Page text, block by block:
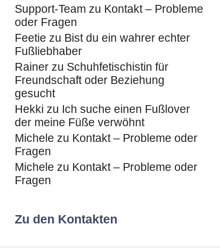
Support-Team zu Kontakt – Probleme
oder Fragen
Feetie zu Bist du ein wahrer echter
Fußliebhaber
Rainer zu Schuhfetischistin für
Freundschaft oder Beziehung
gesucht
Hekki zu Ich suche einen Fußlover
der meine Füße verwöhnt
Michele zu Kontakt – Probleme oder
Fragen
Michele zu Kontakt – Probleme oder
Fragen
Zu den Kontakten